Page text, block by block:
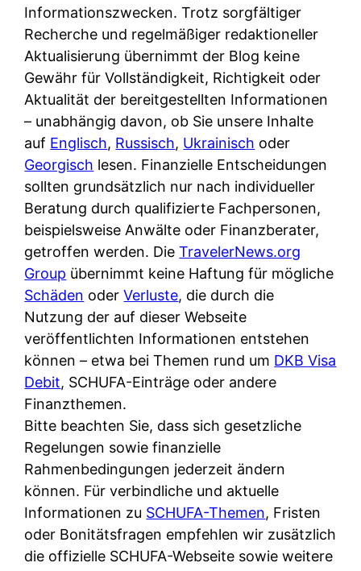
Informationszwecken. Trotz sorgfältiger
Recherche und regelmäßiger redaktioneller
Aktualisierung übernimmt der Blog keine
Gewähr für Vollständigkeit, Richtigkeit oder
Aktualität der bereitgestellten Informationen
– unabhängig davon, ob Sie unsere Inhalte
auf Englisch, Russisch, Ukrainisch oder
Georgisch lesen. Finanzielle Entscheidungen
sollten grundsätzlich nur nach individueller
Beratung durch qualifizierte Fachpersonen,
beispielsweise Anwälte oder Finanzberater,
getroffen werden. DieTravelerNews.org
Group übernimmt keine Haftung für mögliche
Schäden oderVerluste, die durch die
Nutzung der auf dieser Webseite
veröffentlichten Informationen entstehen
können – etwa bei Themen rund um DKB Visa
Debit, SCHUFA-Einträge oder andere
Finanzthemen.
Bitte beachten Sie, dass sich gesetzliche
Regelungen sowie finanzielle
Rahmenbedingungen jederzeit ändern
können. Für verbindliche und aktuelle
Informationen zu SCHUFA-Themen, Fristen
oder Bonitätsfragen empfehlen wir zusätzlich
die offizielle SCHUFA-Webseite sowie weitere